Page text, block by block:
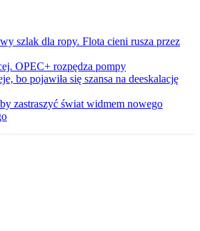
szlak dla ropy. Flota cieni rusza przez
OPEC+ rozpędza pompy
bo pojawiła się szansa na deeskalację
zastraszyć świat widmem nowego